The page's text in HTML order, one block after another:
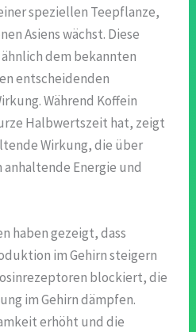
speziellen Teepflanze,
Asiens wächst. Diese
dem bekannten
entscheidenden
Während Koffein
Halbwertszeit hat, zeigt
Wirkung, die über
Energie und
haben gezeigt, dass
im Gehirn steigern
blockiert, die
im Gehirn dämpfen.
erhöht und die